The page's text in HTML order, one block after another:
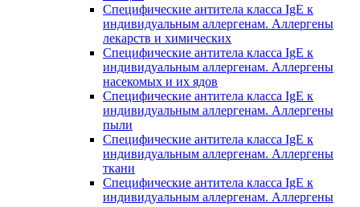
Специфические антитела класса IgE к
индивидуальным аллергенам. Аллергены
лекарств и химических
Специфические антитела класса IgE к
индивидуальным аллергенам. Аллергены
насекомых и их ядов
Специфические антитела класса IgE к
индивидуальным аллергенам. Аллергены
пыли
Специфические антитела класса IgE к
индивидуальным аллергенам. Аллергены
ткани
Специфические антитела класса IgE к
индивидуальным аллергенам. Аллергены